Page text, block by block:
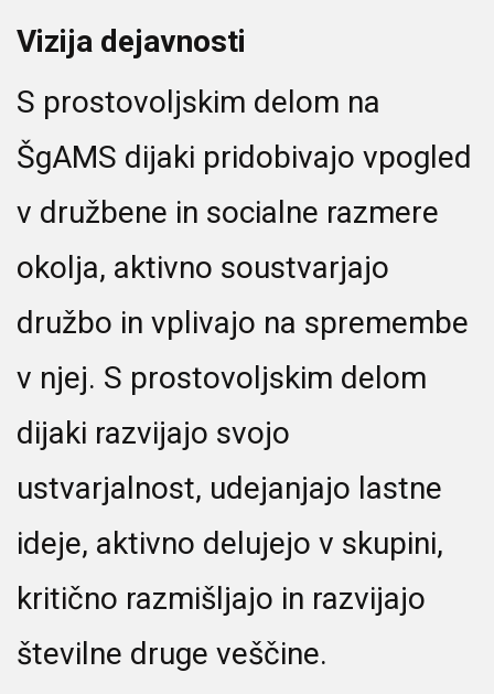
Vizija dejavnosti
S prostovoljskim delom na
ŠgAMS dijaki pridobivajo vpogled
v družbene in socialne razmere
okolja, aktivno soustvarjajo
družbo in vplivajo na spremembe
v njej. S prostovoljskim delom
dijaki razvijajo svojo
ustvarjalnost, udejanjajo lastne
ideje, aktivno delujejo v skupini,
kritično razmišljajo in razvijajo
številne druge veščine.